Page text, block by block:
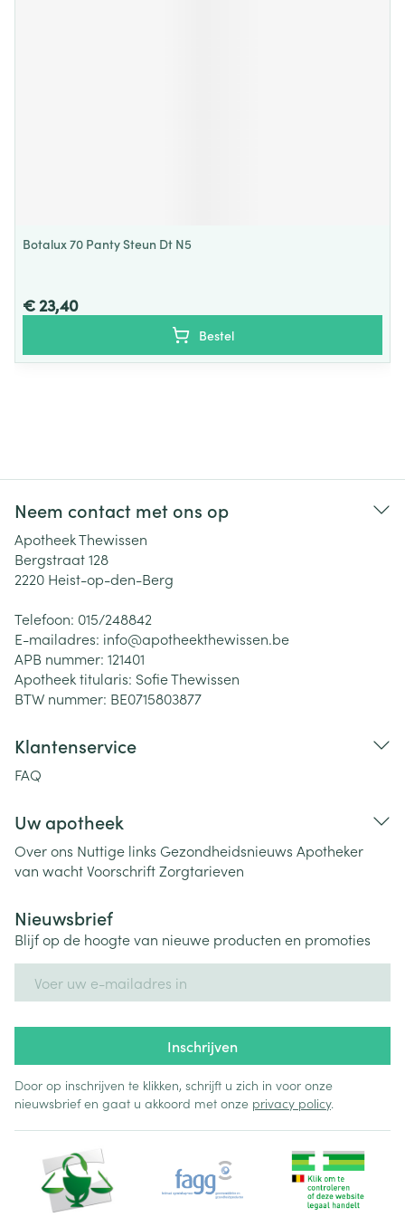
Botalux 70 Panty Steun Dt N5
€ 23,40
Bestel
Neem contact met ons op
Apotheek Thewissen
Bergstraat 128
2220 Heist-op-den-Berg
Telefoon: 015/248842
E-mailadres: info@apotheekthewissen.be
APB nummer: 121401
Apotheek titularis: Sofie Thewissen
BTW nummer: BE0715803877
Klantenservice
FAQ
Uw apotheek
Over ons Nuttige links Gezondheidsnieuws Apotheker
van wachtVoorschriftZorgtarieven
Nieuwsbrief
Blijf op de hoogte van nieuwe producten en promoties
Inschrijven
Door op inschrijven te klikken, schrijft u zich in voor onze
nieuwsbrief en gaat u akkoord met onze privacy policy.